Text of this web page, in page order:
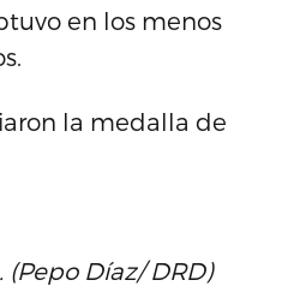
en los menos
la medalla de
Díaz/ DRD)